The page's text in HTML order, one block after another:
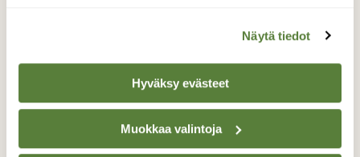
Näytä tiedot
Hyväksy evästeet
Muokkaa valintoja
Vielä kukassa 2